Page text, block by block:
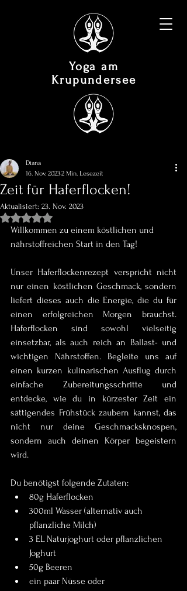
Yoga am
Krupundersee
Zeit für Haferflocken!
Diana
16. Nov. 20232 Min. Lesezeit
Aktualisiert: 23. Nov. 2023
Mit NaN von 5 Sternen bewertet.
Willkommen zu einem köstlichen und
nährstoffreichen Start in den Tag!
Unser Haferflockenrezept verspricht nicht
nur einen köstlichen Geschmack, sondern
liefert dieses auch die Energie, die du für
einen erfolgreichen Morgen brauchst.
Haferflocken sind sowohl vielseitig
einsetzbar, als auch reich an Ballast- und
wichtigen Nährstoffen. Begleite uns auf
einen kurzen kulinarischen Ausflug durch
einfache Zubereitungsschritte und
entdecke, wie du in kürzester Zeit ein
sättigendes Frühstück zaubern kannst, das
nicht nur deine Geschmacksknospen,
sondern auch deinen Körper begeistern
wird.
Du benötigst folgende Zutaten:
80g Haferflocken
300ml Wasser (alternativ auch
pflanzliche Milch)
3 EL Naturjoghurt oder pflanzlichen
Joghurt
50g Beeren
ein paar Nüsse oder